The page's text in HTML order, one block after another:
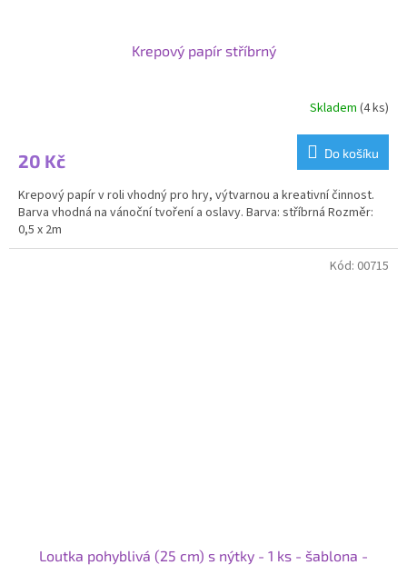
Krepový papír stříbrný
Skladem (4 ks)
20 Kč Do košíku
Krepový papír v roli vhodný pro hry, výtvarnou a kreativní činnost.
Barva vhodná na vánoční tvoření a oslavy. Barva: stříbrná Rozměr:
0,5 x 2m
Loutka pohyblivá (25 cm) s nýtky - 1 ks - šablona -
Kód: 00715